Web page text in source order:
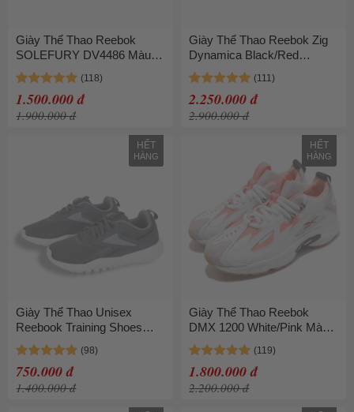
Giày Thể Thao Reebok
SOLEFURY DV4486 Màu
Xám Xanh
1.500.000 đ
1.900.000 đ
Giày Thể Thao Reebok Zig
Dynamica Black/Red
FY7054 Màu Đen Đỏ
2.250.000 đ
2.900.000 đ
HẾT
HÀNG
Giày Thể Thao Unisex
Reebook Training Shoes
Flexagon Energy TR 4.0
Textile Chunky Sole High
Neck Lace Up Grey Màu
Xám Size 38
750.000 đ
1.400.000 đ
HẾT
HÀNG
Giày Thể Thao Reebok
DMX 1200 White/Pink Màu
Trắng Phối Hồng
1.800.000 đ
2.200.000 đ